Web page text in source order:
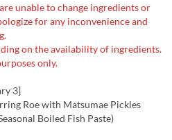
unable to change ingredients or
for any inconvenience and
on the availability of ingredients.
only.
3]
Roe with Matsumae Pickles
Boiled Fish Paste)